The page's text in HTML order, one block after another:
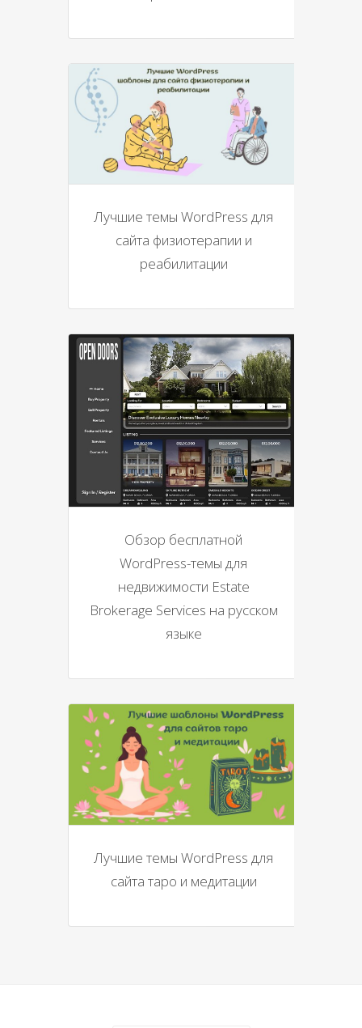
Лучшие темы WordPress для
сайта физиотерапии и
реабилитации
Обзор бесплатной
WordPress-темы для
недвижимости Estate
Brokerage Services на русском
языке
Лучшие темы WordPress для
сайта таро и медитации